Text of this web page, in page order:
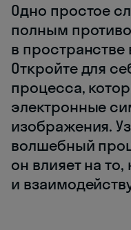
Одно простое
полным
в
Откройте для
процесса,
электронные
изображения.
волшебный
он влияет на
и